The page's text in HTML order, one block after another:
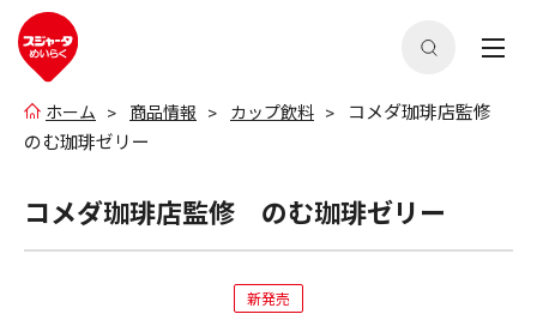
ホーム 商品情報 カップ飲料
コメダ珈琲店監修
のむ珈琲ゼリー
コメダ珈琲店監修 のむ珈琲ゼリー
新発売